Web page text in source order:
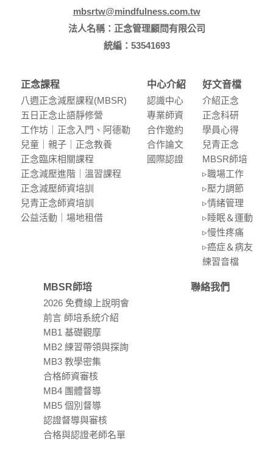
mbsrtw@mindfulness.com.tw
法人名稱：正念管理顧問有限公司
統編：53541693
正念課程
八週正念減壓課程(MBSR)
五⽇正念⽌語靜修營
⼯作坊｜正念入門、阿德勒
兒童｜親⼦｜正念教養
正念臨床相關課程
正念減壓進階｜溫習課程
正念減壓師資培訓
兒青正念師資培訓
公益活動｜場地租借
中心介紹
認識中⼼
專業師資
合作邀約
合作論⽂
國際認證
好文音檔
介紹正念
正念科研
學員⼼得
兒青正念
MBSR師培
▹職場⼯作
▹壓⼒調節
▹情緒管理
▹睡眠＆運動
▹慢性疼痛
▹癌症＆病友
練習⾳檔
MBSR師培
2026 免費線上說明會
前言 師培系統介紹
MB1 基礎觀摩
MB2 練習帶領與探詢
MB3 教學密集
合格師資審核
MB4 團體督導
MB5 個別督導
認證督導與審核
合格與認證老師名單
聯絡我們